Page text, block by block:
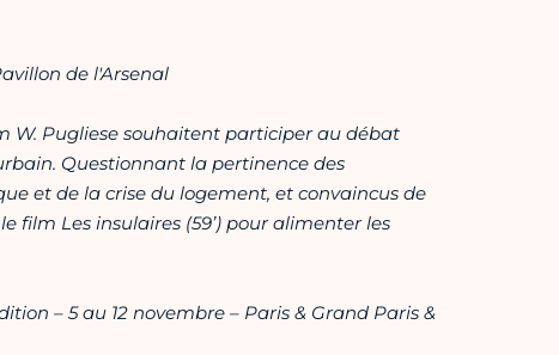
de l'Arsenal
W. Pugliese souhaitent participer au débat
Questionnant la pertinence des
et de la crise du logement, et convaincus de
film Les insulaires (59’) pour alimenter les
– 5 au 12 novembre – Paris & Grand Paris &